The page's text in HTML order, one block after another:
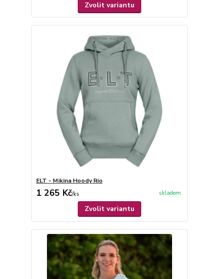
Zvolit variantu
ELT - Mikina Hoody Rio
1 265 Kč/ks skladem
Zvolit variantu